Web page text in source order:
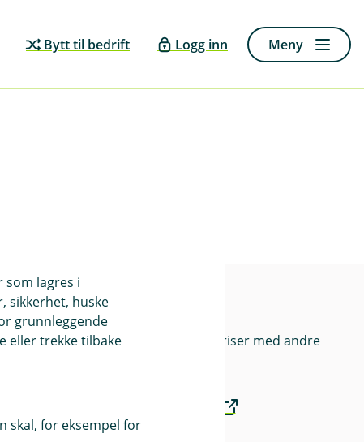
Bytt til bedrift Logg inn Meny
Signer dokumenter
Priser
Sammenlign våre priser med andre
som lagres i
sikkerhet, huske
grunnleggende
eller trekke tilbake
skal, for eksempel for